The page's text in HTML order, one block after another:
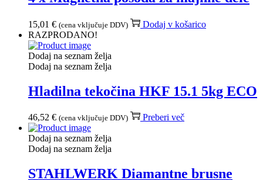
15,01 € (cena vključuje DDV)
Dodaj v košarico
RAZPRODANO!
Dodaj na seznam želja
Dodaj na seznam želja
Hladilna tekočina HKF 15.1 5kg ECO
46,52 € (cena vključuje DDV) Preberi več
Dodaj na seznam želja
Dodaj na seznam želja
STAHLWERK Diamantne brusne